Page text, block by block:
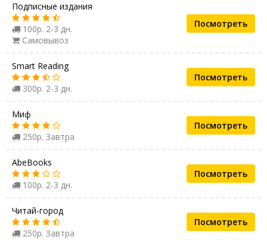
Подписные издания
100р. 2-3 дн.
Самовывоз
Посмотреть
Smart Reading
300р. 2-3 дн.
Посмотреть
Миф
250р. Завтра
Посмотреть
AbeBooks
100р. 2-3 дн.
Посмотреть
Читай-город
250р. Завтра
Посмотреть